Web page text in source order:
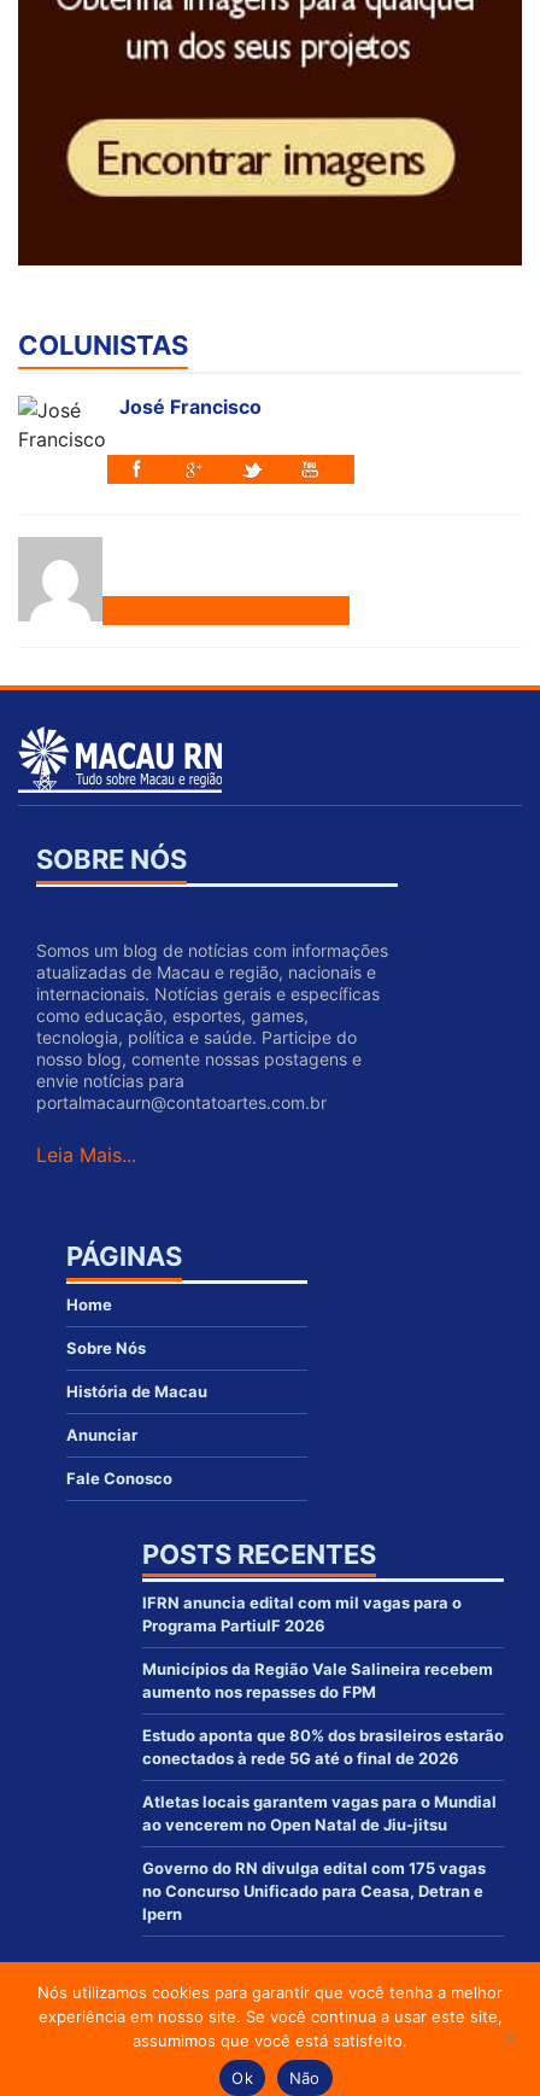
COLUNISTAS
José Francisco
SOBRE NÓS
Somos um blog de notícias com informações
atualizadas de Macau e região, nacionais e
internacionais. Notícias gerais e específicas
como educação, esportes, games,
tecnologia, política e saúde. Participe do
nosso blog, comente nossas postagens e
envie notícias para
portalmacaurn@contatoartes.com.br
Leia Mais...
PÁGINAS
Home
Sobre Nós
História de Macau
Anunciar
Fale Conosco
POSTS RECENTES
IFRN anuncia edital com mil vagas para o
Programa PartiuIF 2026
Municípios da Região Vale Salineira recebem
aumento nos repasses do FPM
Estudo aponta que 80% dos brasileiros estarão
conectados à rede 5G até o final de 2026
Atletas locais garantem vagas para o Mundial
ao vencerem no Open Natal de Jiu-jitsu
Governo do RN divulga edital com 175 vagas
no Concurso Unificado para Ceasa, Detran e
Ipern
© 2012 - 2021 | www.macaurn.com.br - Todos os direitos reservados
Desenvolvido por:
Social media & sharing icons powered by
Nós utilizamos cookies para garantir que você tenha a melhor
experiência em nosso site. Se você continua a usar este site,
assumimos que você está satisfeito.
Ok
Não